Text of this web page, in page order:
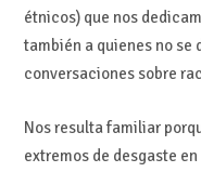
étnicos) que nos
también a quienes no se
conversaciones sobre
Nos resulta familiar
extremos de desgaste